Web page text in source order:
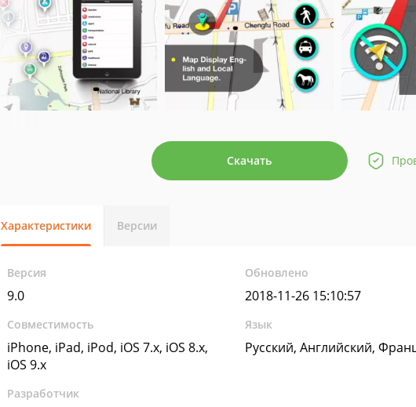
Скачать
Характеристики Версии
Версия
9.0
Обновлено
2018-11-26 15:10:57
Совместимость
iPhone, iPad, iPod, iOS 7.x, iOS 8.x,
iOS 9.x
Язык
Русский, Английский,
Разработчик